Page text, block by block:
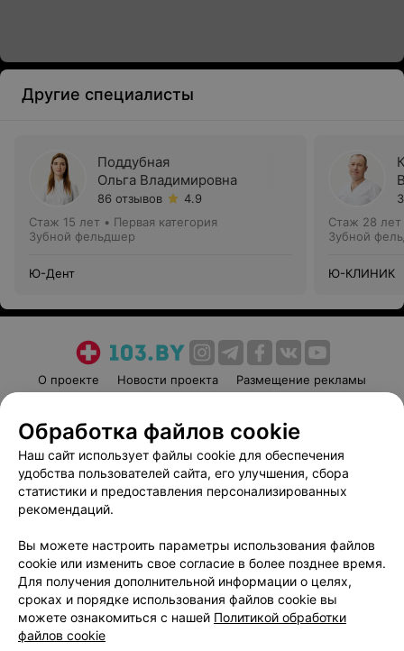
Другие специалисты
Поддубная
Ольга Владимировна
86 отзывов
4.9
Стаж 15 лет • Первая категория
Зубной фельдшер
Ю-Дент
Стаж 28 лет
Зубной
Ю-КЛИНИК
О проекте Новости проекта
Размещение рекламы
Пользовательское соглашение
Способы оплаты
Вакансии
Партнеры
Написать руководителю 103.by
Обработка персональных данных
Обработка файлов cookie
Наш сайт использует файлы cookie для обеспечения
удобства пользователей сайта, его улучшения, сбора
статистики и предоставления персонализированных
рекомендаций.
Вы можете настроить параметры использования файлов
cookie или изменить свое согласие в более позднее время.
Для получения дополнительной информации о целях,
сроках и порядке использования файлов cookie вы
можете ознакомиться с нашей Политикой обработки
файлов cookie